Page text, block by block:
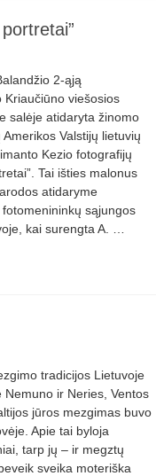
2-ąją
Kriaučiūno viešosios
salėje atidaryta žinomo
Valstijų lietuvių
Kezio fotografijų
Tai išties malonus
atidaryme
sąjungos
kai surengta A. …
tradicijos Lietuvoje
Nemuno ir Neries, Ventos
jūros mezgimas buvo
Apie tai byloja
tarp jų – ir megztų
sveika moteriška